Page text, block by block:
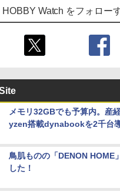
HOBBY Watch をフォロー
メモリ32GBでも予算内。産
yzen搭載dynabookを2千台
鳥肌ものの「DENON HOME
した！